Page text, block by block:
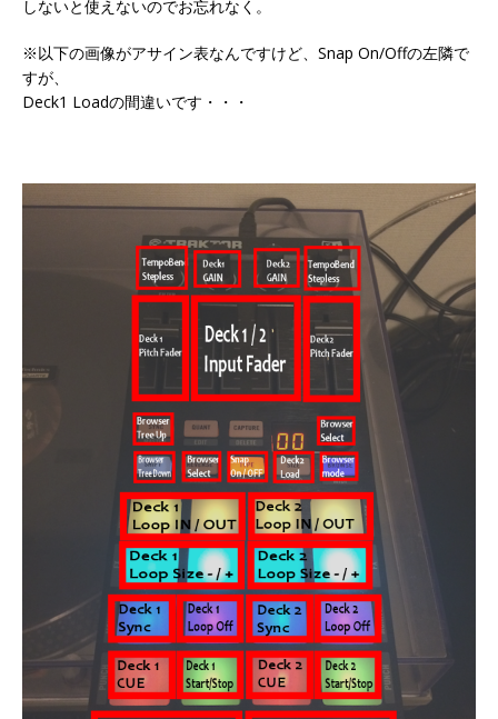
しないと使えないのでお忘れなく。
※以下の画像がアサイン表なんですけど、Snap On/Offの左隣で
すが、
Deck1 Loadの間違いです・・・